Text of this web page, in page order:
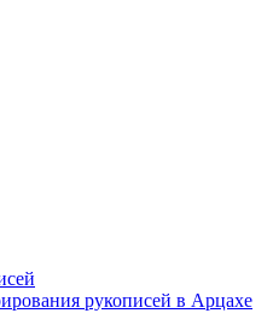
рукописей в Арцахе